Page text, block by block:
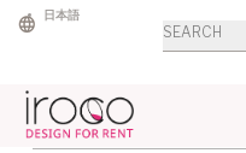
日本語
商
品